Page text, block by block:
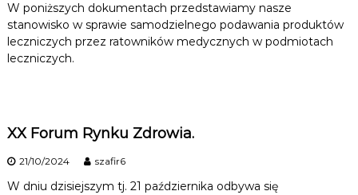
W poniższych dokumentach przedstawiamy nasze
stanowisko w sprawie samodzielnego podawania produktów
leczniczych przez ratowników medycznych w podmiotach
leczniczych.
XX Forum Rynku Zdrowia.
21/10/2024 szafir6
W dniu dzisiejszym tj. 21 października odbywa się